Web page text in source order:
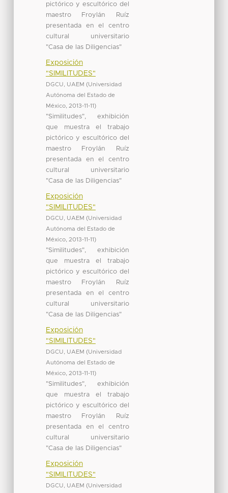
pictórico y escultórico del
maestro Froylán Ruíz
presentada en el centro
cultural universitario
"Casa de las Diligencias"
Exposición
"SIMILITUDES"
DGCU, UAEM (Universidad
Autónoma del Estado de
México, 2013-11-11)
"Similitudes", exhibición
que muestra el trabajo
pictórico y escultórico del
maestro Froylán Ruíz
presentada en el centro
cultural universitario
"Casa de las Diligencias"
Exposición
"SIMILITUDES"
DGCU, UAEM (Universidad
Autónoma del Estado de
México, 2013-11-11)
"Similitudes", exhibición
que muestra el trabajo
pictórico y escultórico del
maestro Froylán Ruíz
presentada en el centro
cultural universitario
"Casa de las Diligencias"
Exposición
"SIMILITUDES"
DGCU, UAEM (Universidad
Autónoma del Estado de
México, 2013-11-11)
"Similitudes", exhibición
que muestra el trabajo
pictórico y escultórico del
maestro Froylán Ruíz
presentada en el centro
cultural universitario
"Casa de las Diligencias"
Exposición
"SIMILITUDES"
DGCU, UAEM (Universidad